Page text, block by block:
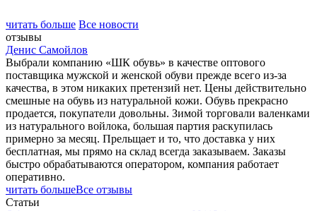
читать больше Все новости
отзывы
Денис Самойлов
Выбрали компанию «ШК обувь» в качестве оптового
поставщика мужской и женской обуви прежде всего из-за
качества, в этом никаких претензий нет. Цены действительно
смешные на обувь из натуральной кожи. Обувь прекрасно
продается, покупатели довольны. Зимой торговали валенками
из натурального войлока, большая партия раскупилась
примерно за месяц. Прельщает и то, что доставка у них
бесплатная, мы прямо на склад всегда заказываем. Заказы
быстро обрабатываются оператором, компания работает
оперативно.
читать большеВсе отзывы
Статьи